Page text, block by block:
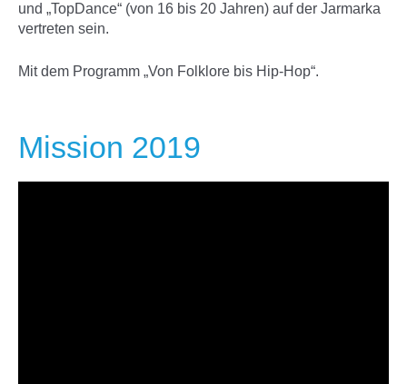
und „TopDance“ (von 16 bis 20 Jahren) auf der Jarmarka
vertreten sein.
Mit dem Programm „Von Folklore bis Hip-Hop“.
Mission 2019